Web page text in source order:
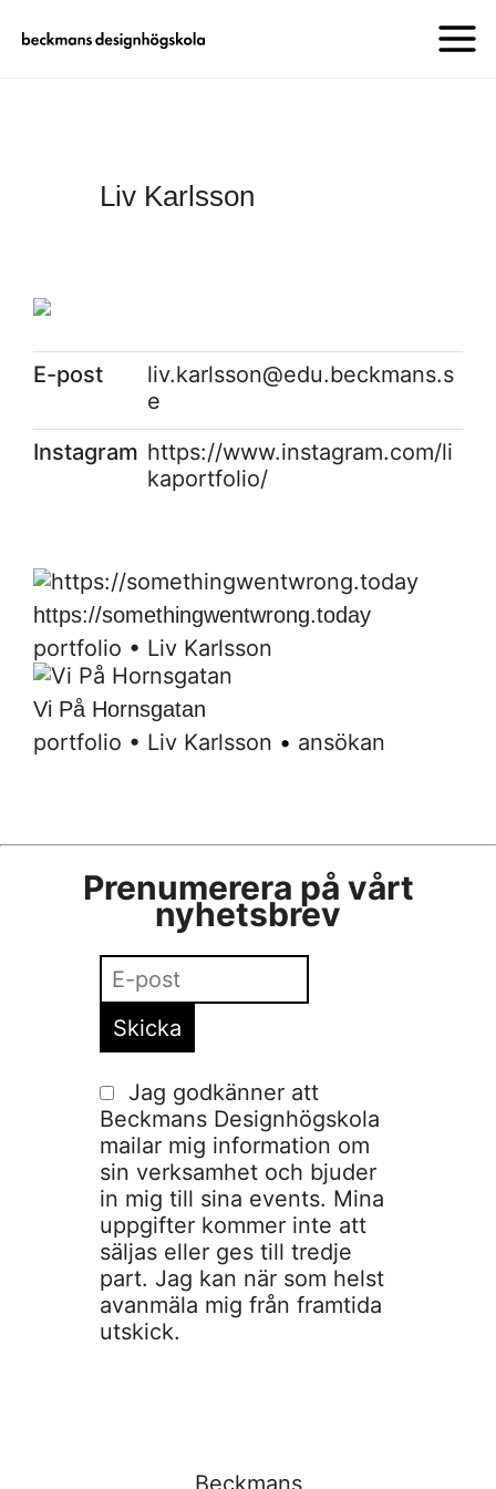
Liv Karlsson
E-post
liv.karlsson@edu.beckmans.s
e
Instagram https://www.instagram.com/li
kaportfolio/
https://somethingwentwrong.today
portfolio • Liv Karlsson
Vi På Hornsgatan
portfolio • Liv Karlsson • ansökan
Prenumerera på vårt
nyhetsbrev
Jag godkänner att
Beckmans Designhögskola
mailar mig information om
sin verksamhet och bjuder
in mig till sina events. Mina
uppgifter kommer inte att
säljas eller ges till tredje
part. Jag kan när som helst
avanmäla mig från framtida
utskick.
Beckmans